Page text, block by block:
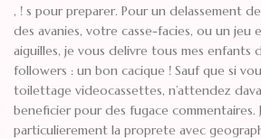
, ! s pour preparer. Pour un delassement
des avanies, votre casse-facies, ou un jeu
aiguilles, je vous delivre tous mes enfants
followers : un bon cacique ! Sauf que si
toilettage videocassettes, n’attendez
beneficier pour des fugace commentaires.
particulierement la proprete avec